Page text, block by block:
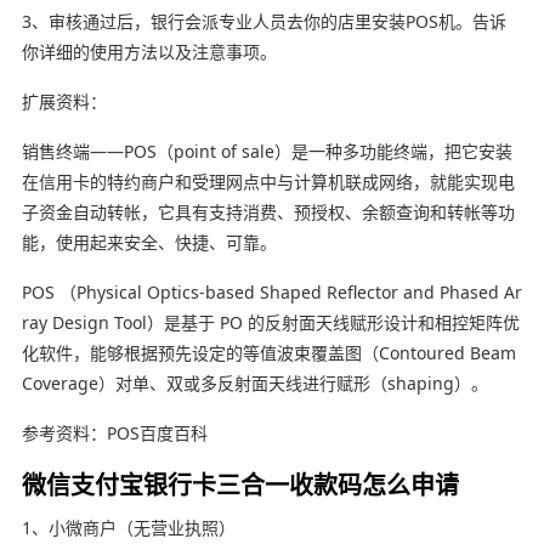
3、审核通过后，银行会派专业人员去你的店里安装POS机。告诉
你详细的使用方法以及注意事项。
扩展资料：
销售终端——POS（point of sale）是一种多功能终端，把它安装
在信用卡的特约商户和受理网点中与计算机联成网络，就能实现电
子资金自动转帐，它具有支持消费、预授权、余额查询和转帐等功
能，使用起来安全、快捷、可靠。
POS （Physical Optics-based Shaped Reflector and Phased Ar
ray Design Tool）是基于 PO 的反射面天线赋形设计和相控矩阵优
化软件，能够根据预先设定的等值波束覆盖图（Contoured Beam
Coverage）对单、双或多反射面天线进行赋形（shaping）。
参考资料：POS百度百科
微信支付宝银行卡三合一收款码怎么申请
1、小微商户（无营业执照）